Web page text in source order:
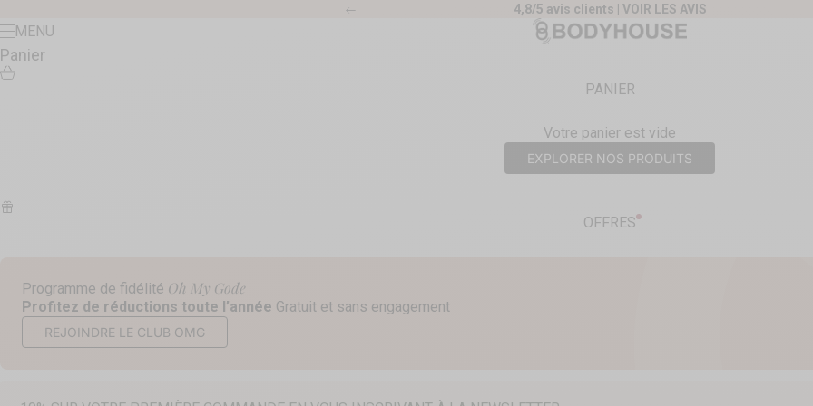
Précédent 4,8/5 avis clients | VOIR LES AVIS
Body House
Menu
MENU
Panier
PANIER
Votre panier est vide
EXPLORER NOS PRODUITS
OFFRES
Programme de fidélité Oh My Gode
Profitez de réductions toute l’année Gratuit et sans engagement
REJOINDRE LE CLUB OMG